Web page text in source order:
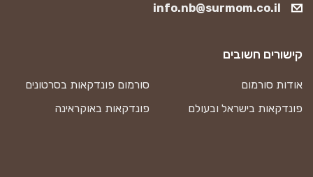
info.nb@surmom.co.il
קישורים חשובים
אודות סורמום
סורמום פונדקאות בסרטונים
פונדקאות בישראל ובעולם
פונדקאות באוקראינה